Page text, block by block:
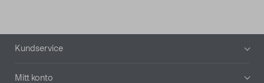
Sidfot
Kundservice
Mitt konto